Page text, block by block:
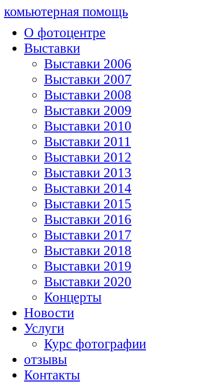
комьютерная помощь
О фотоцентре
Выставки
Выставки 2006
Выставки 2007
Выставки 2008
Выставки 2009
Выставки 2010
Выставки 2011
Выставки 2012
Выставки 2013
Выставки 2014
Выставки 2015
Выставки 2016
Выставки 2017
Выставки 2018
Выставки 2019
Выставки 2020
Концерты
Новости
Услуги
Курс фотографии
отзывы
Контакты